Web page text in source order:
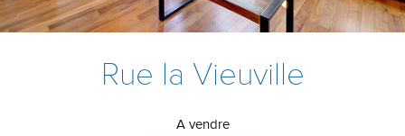
Rue la Vieuville
A vendre